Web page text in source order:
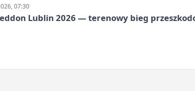
07:30
Lublin 2026 — terenowy bieg